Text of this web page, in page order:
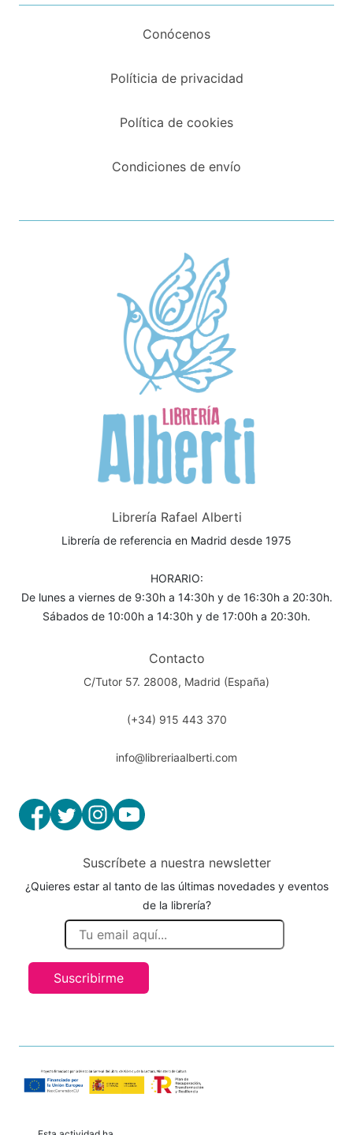
Conócenos
Políticia de privacidad
Política de cookies
Condiciones de envío
Librería Rafael Alberti
Librería de referencia en Madrid desde 1975
HORARIO:
De lunes a viernes de 9:30h a 14:30h y de 16:30h a 20:30h.
Sábados de 10:00h a 14:30h y de 17:00h a 20:30h.
Contacto
C/Tutor 57. 28008, Madrid (España)
(+34) 915 443 370
info@libreriaalberti.com
Suscríbete a nuestra newsletter
¿Quieres estar al tanto de las últimas novedades y eventos
de la librería?
Suscribirme